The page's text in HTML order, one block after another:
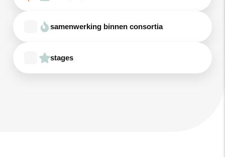
samenwerking binnen consortia
stages